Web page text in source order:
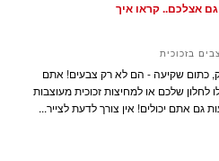
גם אצלכם.. קראו איך
בזכוכית
כתום שקיעה - הם לא רק צבעים! אתם
לחלון שלכם או למחיצות זכוכית מעוצבות
גם אתם יכולים! אין צורך לדעת לצייר...